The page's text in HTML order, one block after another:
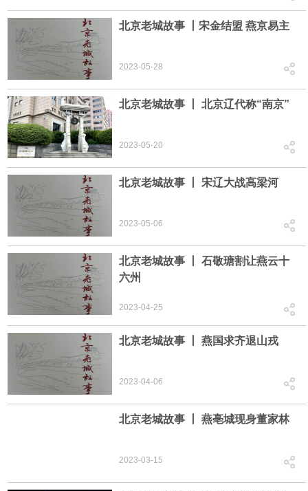
北京老城故事 丨宋金结盟 燕京易主
2023-05-28
北京老城故事 丨 北京辽代称“南京”
2023-05-20
北京老城故事 丨 宋辽大战高梁河
2023-05-06
北京老城故事 丨 石敬瑭割让燕云十
六州
2023-04-25
北京老城故事 丨 燕国求齐退山戎
2023-04-06
北京老城故事 丨 燕亳城现身董家林
2023-03-15